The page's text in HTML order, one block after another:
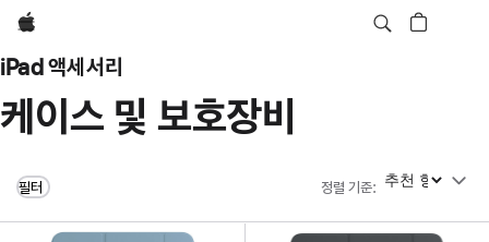
Apple
iPad 액세서리
케이스 및 보호장비
필터 정렬 기준: 정렬 기준